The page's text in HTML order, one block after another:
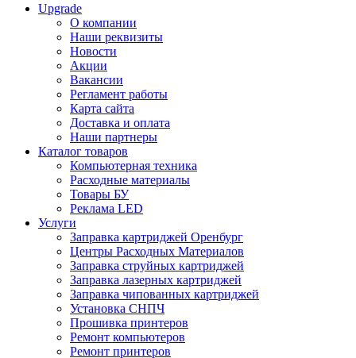
Upgrade
О компании
Наши реквизиты
Новости
Акции
Вакансии
Регламент работы
Карта сайта
Доставка и оплата
Наши партнеры
Каталог товаров
Компьютерная техника
Расходные материалы
Товары БУ
Реклама LED
Услуги
Заправка картриджей Оренбург
Центры Расходных Материалов
Заправка струйных картриджей
Заправка лазерных картриджей
Заправка чипованных картриджей
Установка СНПЧ
Прошивка принтеров
Ремонт компьютеров
Ремонт принтеров